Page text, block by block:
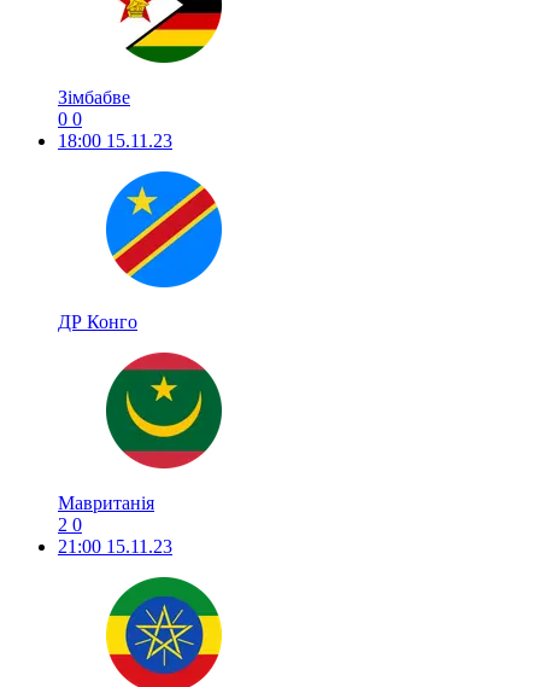
Зімбабве
0 0
18:00 15.11.23
ДР Конго
Мавританія
2 0
21:00 15.11.23